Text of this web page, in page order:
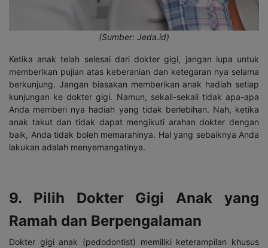
(Sumber: Jeda.id)
Ketika anak telah selesai dari dokter gigi, jangan lupa untuk
memberikan pujian atas keberanian dan ketegaran nya selama
berkunjung. Jangan biasakan memberikan anak hadiah setiap
kunjungan ke dokter gigi. Namun, sekali-sekali tidak apa-apa
Anda memberi nya hadiah yang tidak berlebihan. Nah, ketika
anak takut dan tidak dapat mengikuti arahan dokter dengan
baik, Anda tidak boleh memarahinya. Hal yang sebaiknya Anda
lakukan adalah menyemangatinya.
9. Pilih Dokter Gigi Anak yang
Ramah dan Berpengalaman
Dokter gigi anak (pedodontist) memiliki keterampilan khusus